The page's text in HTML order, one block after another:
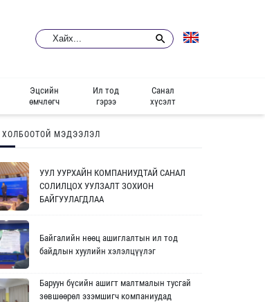
Эцсийн
өмчлөгч
Ил тод
гэрээ
Санал
хүсэлт
ХОЛБООТОЙ МЭДЭЭЛЭЛ
УУЛ УУРХАЙН КОМПАНИУДТАЙ САНАЛ
СОЛИЛЦОХ УУЛЗАЛТ ЗОХИОН
БАЙГУУЛАГДЛАА
Байгалийн нөөц ашиглалтын ил тод
байдлын хуулийн хэлэлцүүлэг
Баруун бүсийн ашигт малтмалын тусгай
зөвшөөрөл эзэмшигч компаниудад